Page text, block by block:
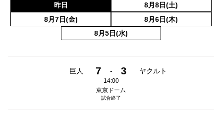
昨日
8月8日(土)
8月7日(金)
8月6日(木)
8月5日(水)
巨人 7 - 3 ヤクルト
14:00
東京ドーム
試合終了